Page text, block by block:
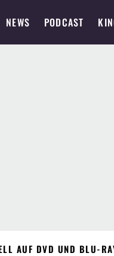
NEWS PODCAST
AUF DVD UND BLU-